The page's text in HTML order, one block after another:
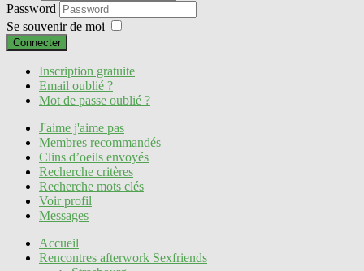
Password
Se souvenir de moi
Connecter
Inscription gratuite
Email oublié ?
Mot de passe oublié ?
J'aime j'aime pas
Membres recommandés
Clins d’oeils envoyés
Recherche critères
Recherche mots clés
Voir profil
Messages
Accueil
Rencontres afterwork Sexfriends